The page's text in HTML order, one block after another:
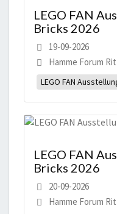
LEGO FAN
Bricks 2026
19-09-2026
Hamme Forum
LEGO FAN
LEGO FAN
Bricks 2026
20-09-2026
Hamme Forum